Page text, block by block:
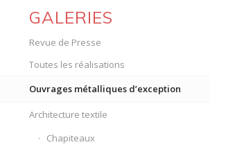
GALERIES
Revue de Presse
Toutes les réalisations
Ouvrages métalliques d’exception
Architecture textile
Chapiteaux